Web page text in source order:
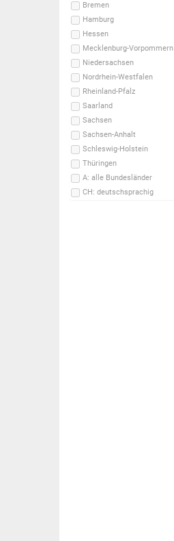
Bremen
Hamburg
Hessen
Mecklenburg-Vorpommern
Niedersachsen
Nordrhein-Westfalen
Rheinland-Pfalz
Saarland
Sachsen
Sachsen-Anhalt
Schleswig-Holstein
Thüringen
A: alle Bundesländer
CH: deutschsprachig